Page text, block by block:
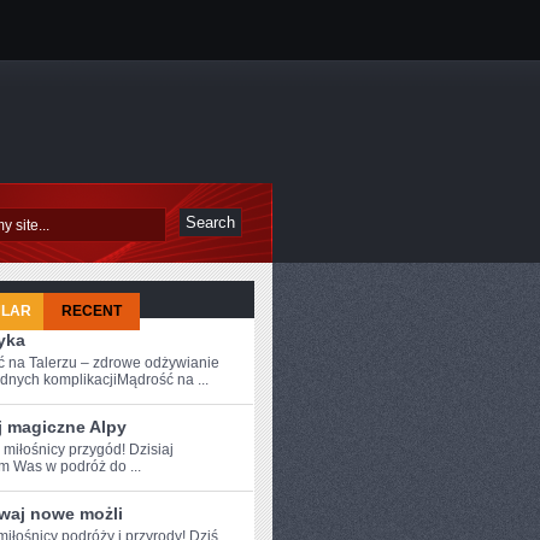
RECENT
na Talerzu – zdrowe odżywianie
komplikacjiMądrość na ...
magiczne Alpy
przygód! Dzisiaj
Was w​ podróż⁢ do ...
nowe możli
podróży i przyrody! Dziś⁤